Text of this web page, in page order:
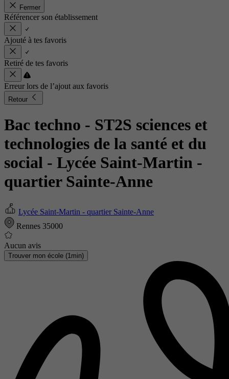
Fermer
Référencer son établissement
Ajouté à tes favoris
Retiré de tes favoris
Erreur lors de l’ajout aux favoris
Retour
Bac techno - ST2S sciences et
technologies de la santé et du
social - Lycée Saint-Martin -
quartier Sainte-Anne
Lycée Saint-Martin - quartier Sainte-Anne
Rennes 35000
Aucun avis
Trouver mon école (1min)